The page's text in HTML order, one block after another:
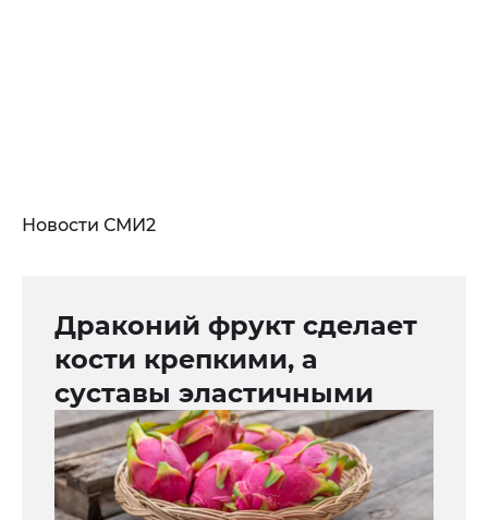
Новости СМИ2
Драконий фрукт сделает
кости крепкими, а
суставы эластичными